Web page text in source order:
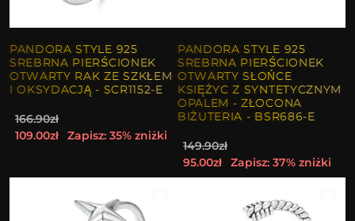
PANDORA STYLE 925
SREBRNA PIERŚCIONEK
OTWARTY RAK ZE SZKŁEM
I OKSYDACJĄ - SCR1152-E
166.90zł
109.00zł
Zapisz: 35% zniżki
PANDORA STYLE 925
SREBRNA PIERŚCIONEK
OTWARTY SŁOŃCE
KSIĘŻYC Z SYNTETYCZNYM
OPALEM - ZŁOCONA
BIŻUTERIA - BSR686-E
149.90zł
95.00zł
Zapisz: 37% zniżki